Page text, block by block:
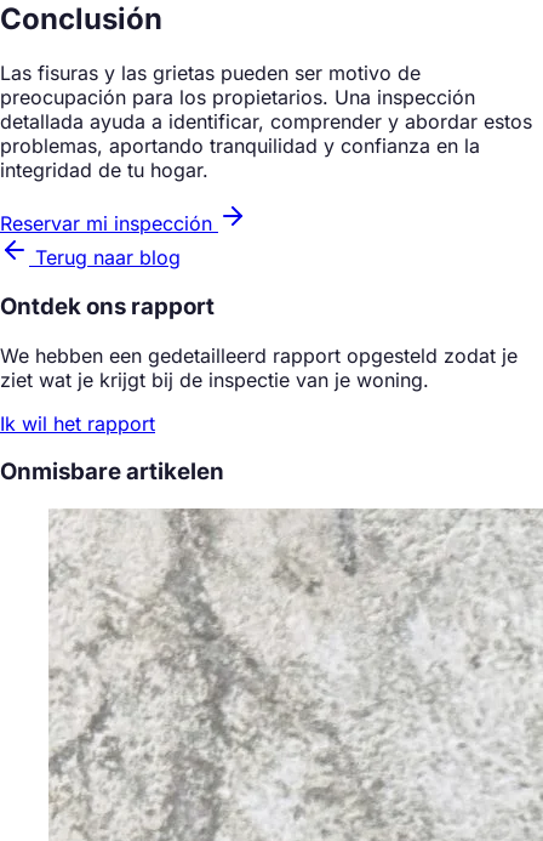
Conclusión
Las fisuras y las grietas pueden ser motivo de
preocupación para los propietarios. Una inspección
detallada ayuda a identificar, comprender y abordar estos
problemas, aportando tranquilidad y confianza en la
integridad de tu hogar.
Reservar mi inspección
Terug naar blog
Ontdek ons rapport
We hebben een gedetailleerd rapport opgesteld zodat je
ziet wat je krijgt bij de inspectie van je woning.
Ik wil het rapport
Onmisbare artikelen